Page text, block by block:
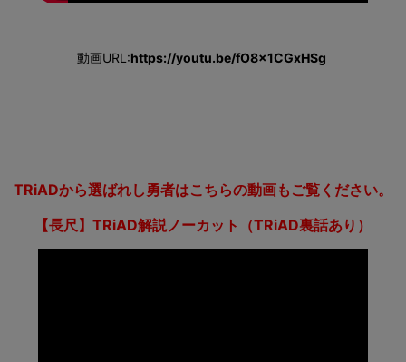
動画URL:https://youtu.be/fO8x1CGxHSg
TRiADから選ばれし勇者はこちらの動画もご覧ください。
【長尺】TRiAD解説ノーカット（TRiAD裏話あり）